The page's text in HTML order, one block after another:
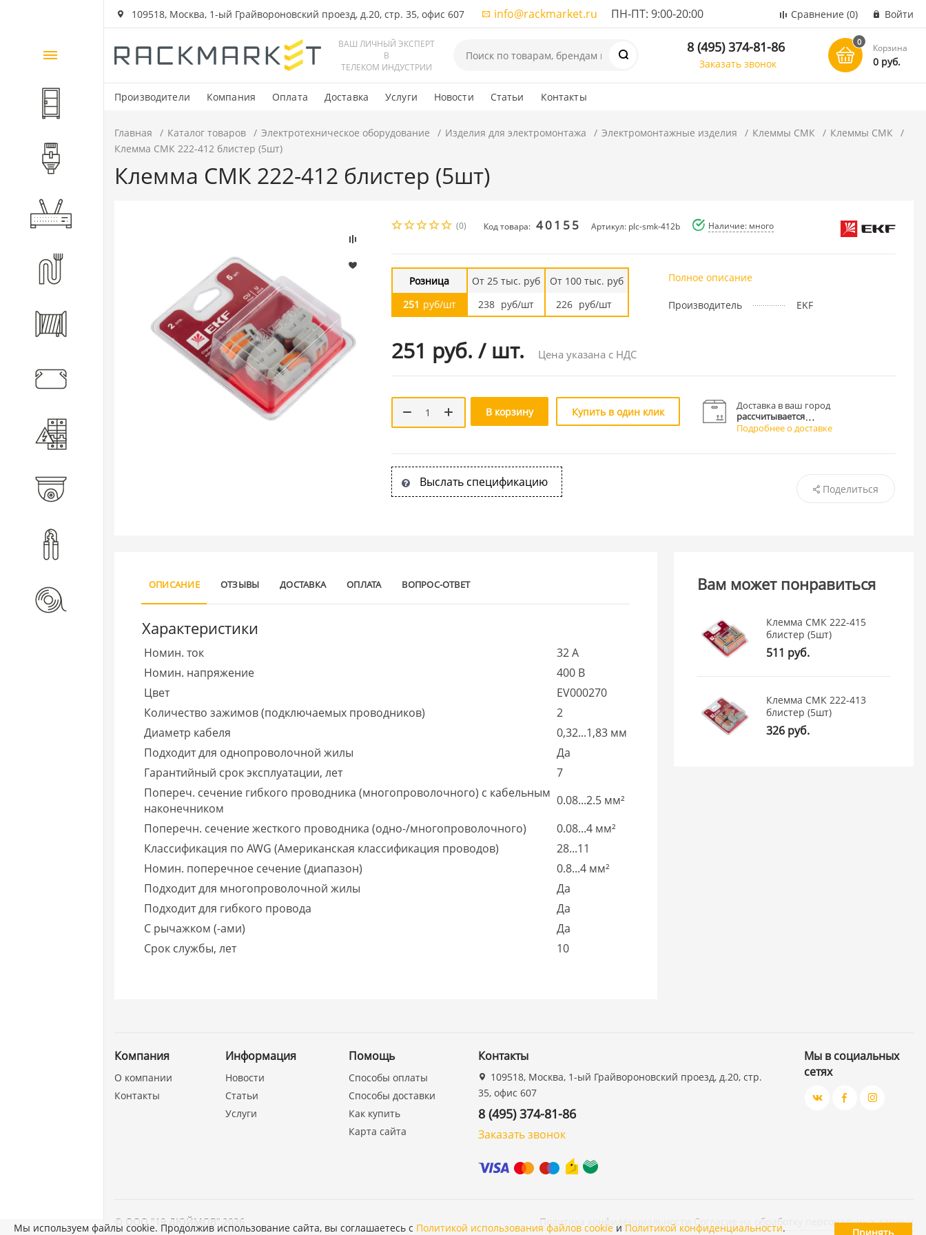
109518, Москва, 1-ый Грайвороновский проезд, д.20, стр. 35, офис 607 info@rackmarket.ru ПН-ПТ: 9:00-20:00 Сравнение (0) Войти
ВАШ ЛИЧНЫЙ ЭКСПЕРТ
В
ТЕЛЕКОМ ИНДУСТРИИ
8 (495) 374-81-86
Заказать звонок
0
Корзина
0 руб.
Производители Компания Оплата Доставка Услуги Новости Статьи Контакты
Каталог
товаров
Шкафы и стойки
Главная Каталог товаров Электротехническое оборудование Изделия для электромонтажа Электромонтажные изделия Клеммы СМК
Клеммы СМК
Клемма СМК 222-412 блистер (5шт)
Клемма СМК 222-412 блистер (5шт)
(0) Код товара: 40155 Артикул: plc-smk-412b Наличие: много
Розница
251 руб/шт
От 25 тыс. руб
238 руб/шт
От 100 тыс. руб
226 руб/шт
251 руб. / шт. Цена указана с НДС
Полное описание
Производитель EKF
В корзину Купить в один клик
Доставка в ваш город
рассчитывается
Подробнее о доставке
Выслать спецификацию Поделиться
ОПИСАНИЕ ОТЗЫВЫ ДОСТАВКА ОПЛАТА ВОПРОС-ОТВЕТ
Характеристики
Номин. ток
32 А
Номин. напряжение
400 В
Цвет
EV000270
Количество зажимов (подключаемых проводников)
2
Диаметр кабеля
0,32...1,83 мм
Подходит для однопроволочной жилы
Да
Гарантийный срок эксплуатации, лет
7
Попереч. сечение гибкого проводника (многопроволочного) с кабельным
наконечником
0.08...2.5 мм²
Поперечн. сечение жесткого проводника (одно-/многопроволочного)
0.08...4 мм²
Классификация по AWG (Американская классификация проводов)
28...11
Номин. поперечное сечение (диапазон)
0.8...4 мм²
Подходит для многопроволочной жилы
Да
Подходит для гибкого провода
Да
С рычажком (-ами)
Да
Срок службы, лет
10
Вам может понравиться
Клемма СМК 222-415
блистер (5шт)
511 руб.
Клемма СМК 222-413
блистер (5шт)
326 руб.
Компания
О компании
Контакты
Информация
Новости
Статьи
Услуги
Помощь
Способы оплаты
Способы доставки
Как купить
Карта сайта
Контакты
109518, Москва, 1-ый Грайвороновский проезд, д.20, стр.
35, офис 607
8 (495) 374-81-86
Заказать звонок
Мы в социальных
сетях
© ООО "19 ДЮЙМОВ" 2026 Политика конфиденциальности Согласие на обработку персональных данных
Мы используем файлы cookie. Продолжив использование сайта, вы соглашаетесь с Политикой использования файлов cookie и Политикой конфиденциальности.